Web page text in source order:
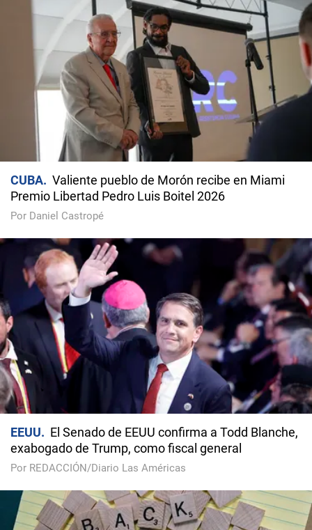
CUBA
Valiente pueblo de Morón recibe en Miami
Premio Libertad Pedro Luis Boitel 2026
Por Daniel Castropé
EEUU
El Senado de EEUU confirma a Todd Blanche,
exabogado de Trump, como fiscal general
Por REDACCIÓN/Diario Las Américas